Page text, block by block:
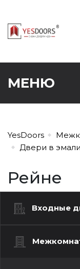
МЕНЮ
YesDoors
Двери в
Рейне
Входные